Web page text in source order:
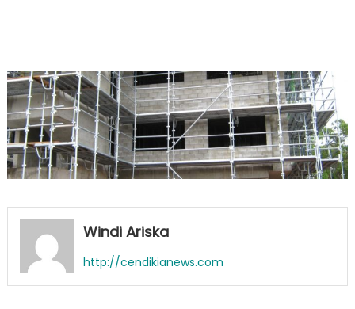
Windi Ariska
http://cendikianews.com